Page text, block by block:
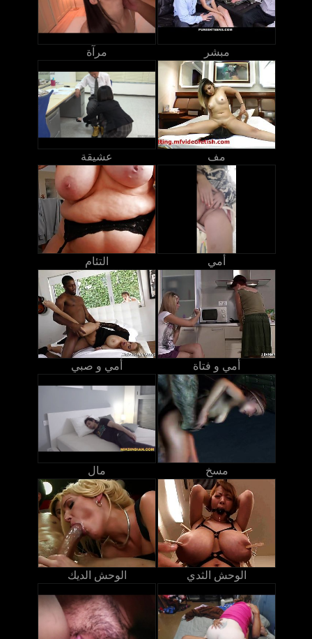
مرآة مبشر
عشيقة مف
التئام أمي
أمي و صبي أمي و فتاة
مال مسخ
الوحش الديك الوحش الثدي